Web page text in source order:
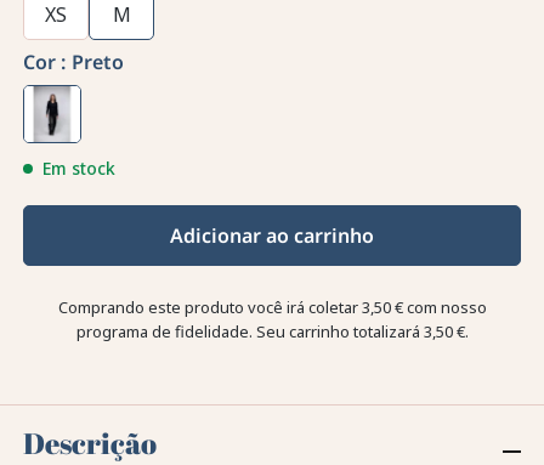
XS
M
Cor : Preto
Em stock
Adicionar ao carrinho
Comprando este produto você irá coletar3,50 €com nosso
programa de fidelidade. Seu carrinho totalizará 3,50 €.
Descrição